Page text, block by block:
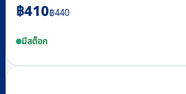
฿440
Original
was:
฿410
Current
is:มีสต็อก